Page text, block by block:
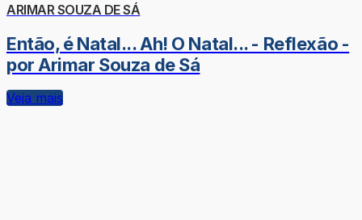
ARIMAR SOUZA DE SÁ
Então, é Natal... Ah! O Natal... - Reflexão -
por Arimar Souza de Sá
Veja mais